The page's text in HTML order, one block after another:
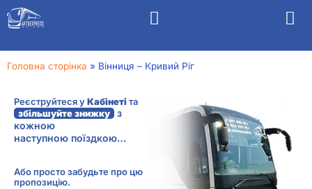
Головна сторінка » Вінниця – Кривий Ріг
Реєструйтеся уКабінетіта
збільшуйте знижку з
кожною
наступною поїздкою…
Або просто забудьте про цю
пропозицію.